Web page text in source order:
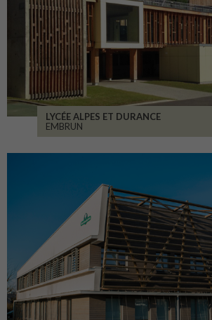
LYCÉE ALPES ET DURANCE
EMBRUN